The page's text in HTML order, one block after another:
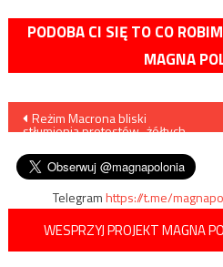
PODOBA CI SIĘ TO CO
MAGNA
Nawigacja
wpisu
Reżim Macrona bliski
stłumienia protestów „żółtych
Telegramhttps://t.me/
WESPRZYJ PROJEKT MAGNA